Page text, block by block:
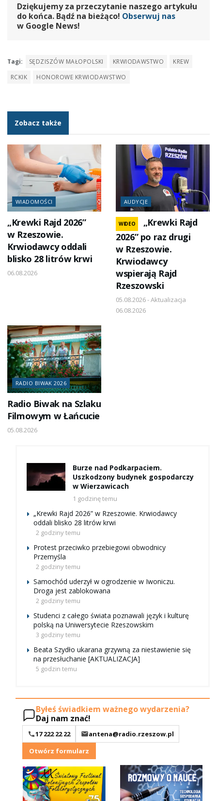
Dziękujemy za przeczytanie naszego artykułu
do końca. Bądź na bieżąco! Obserwuj nas
w Google News!
Tagi: SĘDZISZÓW MAŁOPOLSKI KRWIODAWSTWO
KREW
RCKIK
HONOROWE KRWIODAWSTWO
Zobacz także
WIADOMOŚCI
„Krewki Rajd 2026”
w Rzeszowie.
Krwiodawcy oddali
blisko 28 litrów krwi
06.08.2026
AUDYCJE
WIDEO
„Krewki Rajd
2026” po raz drugi
w Rzeszowie.
Krwiodawcy
wspierają Rajd
Rzeszowski
05.08.2026 - Aktualizacja
06.08.2026
RADIO BIWAK 2026
Radio Biwak na Szlaku
Filmowym w Łańcucie
05.08.2026
Burze nad Podkarpaciem.
Uszkodzony budynek gospodarczy
w Wierzawicach
1 godzinę temu
„Krewki Rajd 2026” w Rzeszowie. Krwiodawcy
oddali blisko 28 litrów krwi
2 godziny temu
Protest przeciwko przebiegowi obwodnicy
Przemyśla
2 godziny temu
Samochód uderzył w ogrodzenie w Iwoniczu.
Droga jest zablokowana
2 godziny temu
Studenci z całego świata poznawali język i kulturę
polską na Uniwersytecie Rzeszowskim
3 godziny temu
Beata Szydło ukarana grzywną za niestawienie się
na przesłuchanie [AKTUALIZACJA]
5 godzin temu
Byłeś świadkiem ważnego wydarzenia?
Daj nam znać!
17 222 22 22
antena@radio.rzeszow.pl
Otwórz formularz